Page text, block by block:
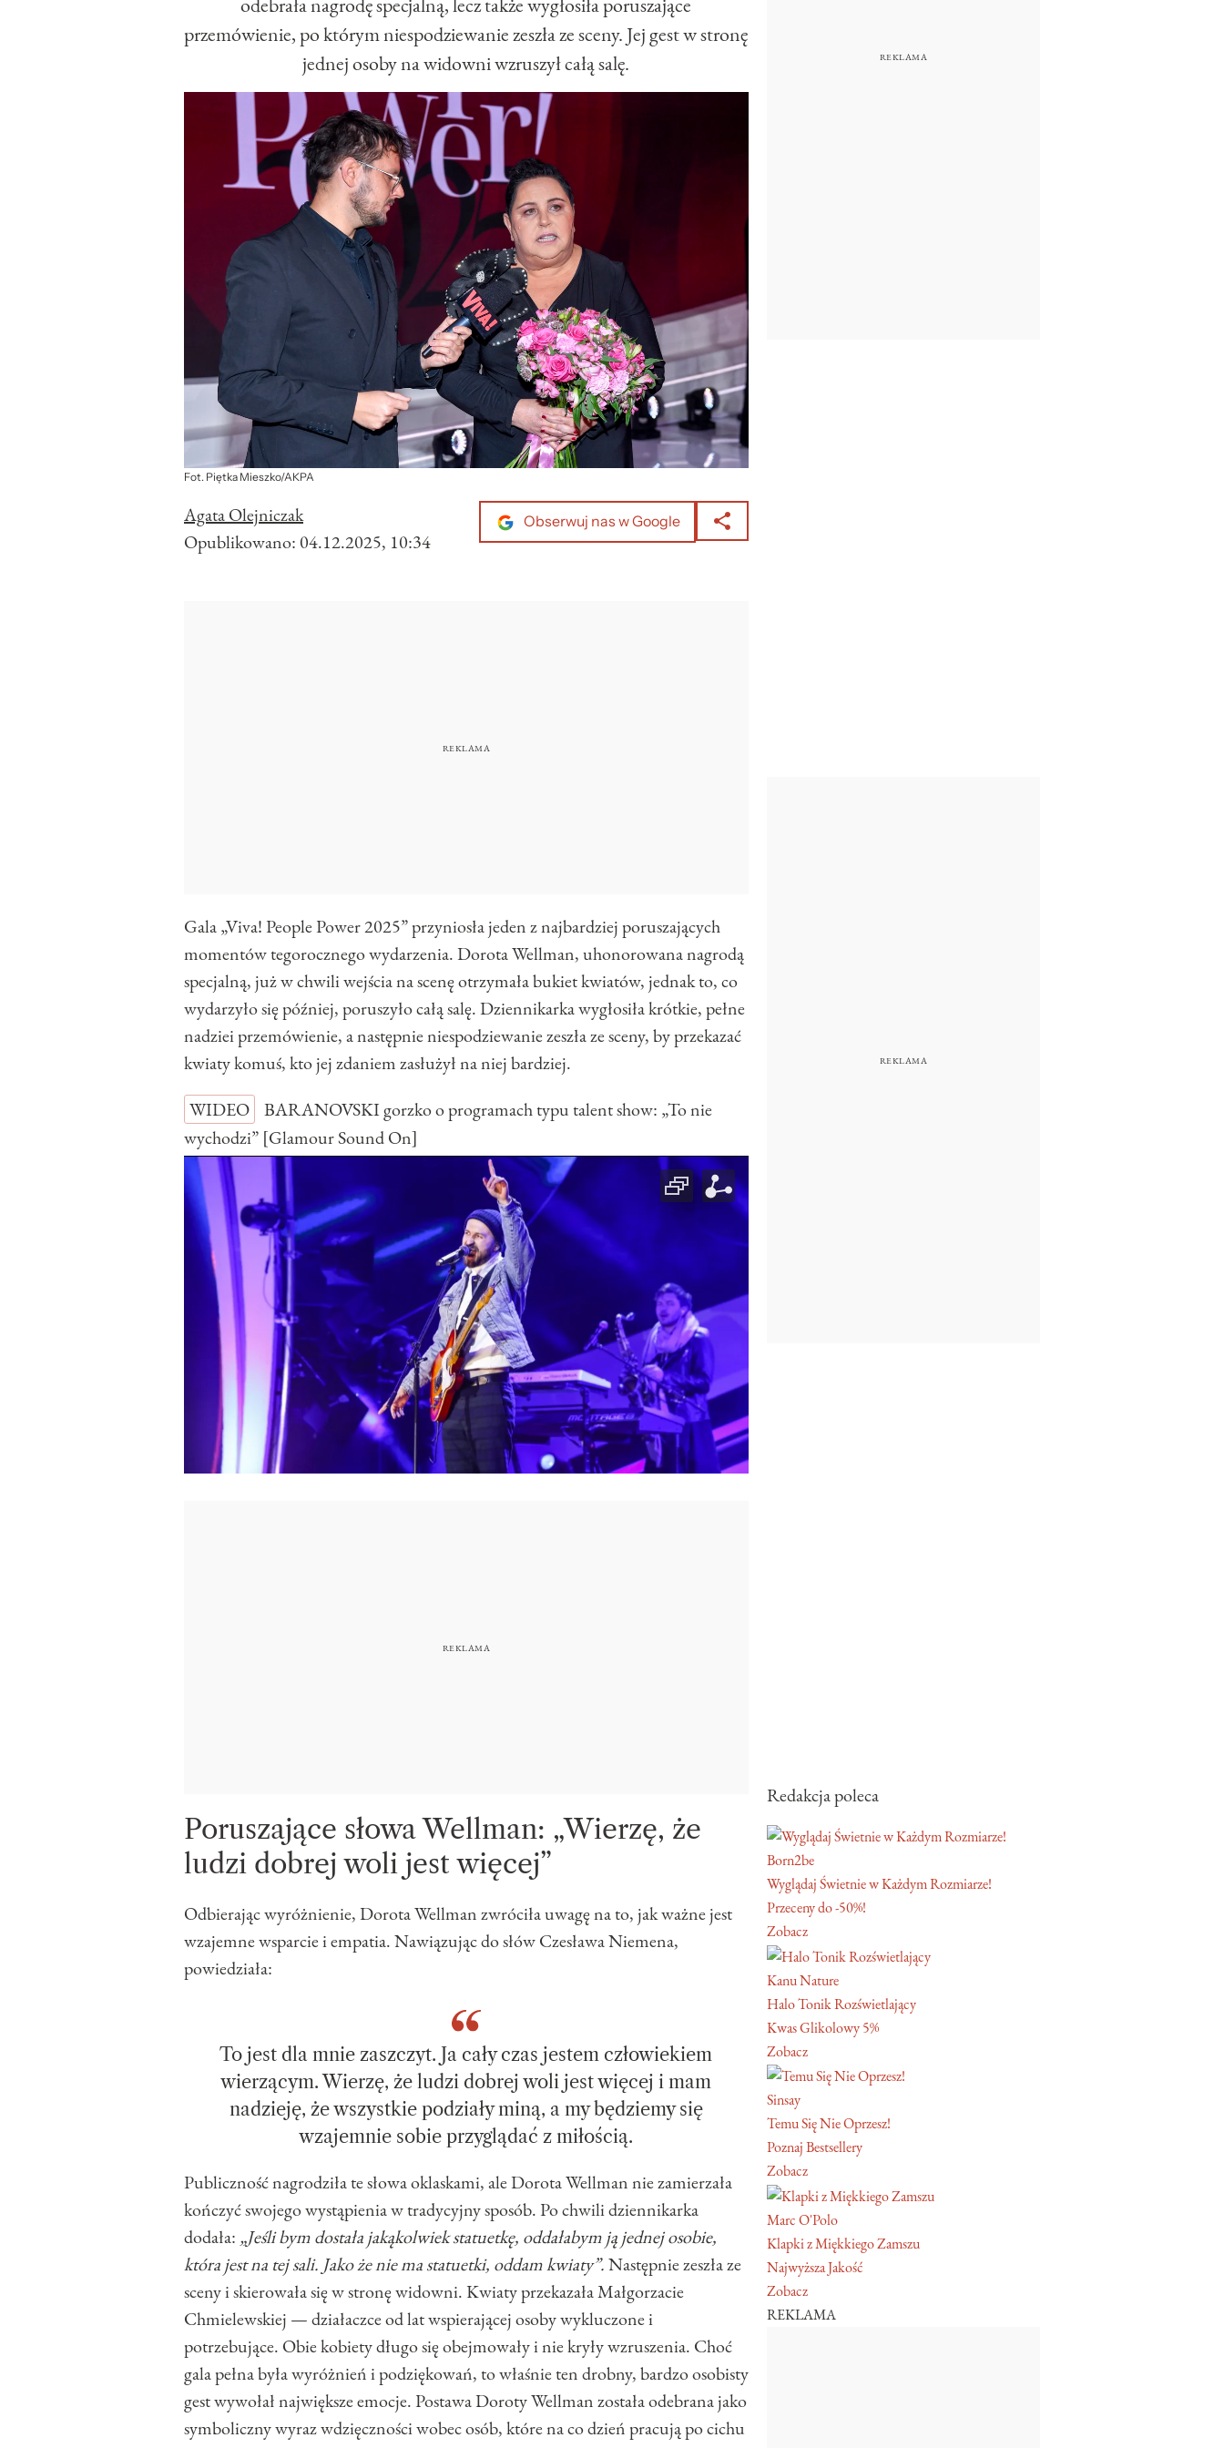
przemówienie, po którym niespodziewanie zeszła ze sceny. Jej gest w stronę
jednej osoby na widowni wzruszył całą salę.
Fot. Piętka Mieszko/AKPA
Agata Olejniczak
Opublikowano: 04.12.2025, 10:34
Obserwuj nas w Google
Gala „Viva! People Power 2025” przyniosła jeden z najbardziej poruszających
momentów tegorocznego wydarzenia. Dorota Wellman, uhonorowana nagrodą
specjalną, już w chwili wejścia na scenę otrzymała bukiet kwiatów, jednak to, co
wydarzyło się później, poruszyło całą salę. Dziennikarka wygłosiła krótkie, pełne
nadziei przemówienie, a następnie niespodziewanie zeszła ze sceny, by przekazać
kwiaty komuś, kto jej zdaniem zasłużył na niej bardziej.
WIDEO
BARANOVSKI gorzko o programach typu talent show: „To nie
wychodzi” [Glamour Sound On]
Poruszające słowa Wellman: „Wierzę, że
ludzi dobrej woli jest więcej”
Odbierając wyróżnienie, Dorota Wellman zwróciła uwagę na to, jak ważne jest
wzajemne wsparcie i empatia. Nawiązując do słów Czesława Niemena,
powiedziała:
To jest dla mnie zaszczyt. Ja cały czas jestem człowiekiem
wierzącym. Wierzę, że ludzi dobrej woli jest więcej i mam
nadzieję, że wszystkie podziały miną, a my będziemy się
wzajemnie sobie przyglądać z miłością.
Publiczność nagrodziła te słowa oklaskami, ale Dorota Wellman nie zamierzała
kończyć swojego wystąpienia w tradycyjny sposób. Po chwili dziennikarka
dodała: „Jeśli bym dostała jakąkolwiek statuetkę, oddałabym ją jednej osobie,
która jest na tej sali. Jako że nie ma statuetki, oddam kwiaty”.Następnie zeszła ze
sceny i skierowała się w stronę widowni. Kwiaty przekazała Małgorzacie
Chmielewskiej — działaczce od lat wspierającej osoby wykluczone i
potrzebujące. Obie kobiety długo się obejmowały i nie kryły wzruszenia. Choć
gala pełna była wyróżnień i podziękowań, to właśnie ten drobny, bardzo osobisty
gest wywołał największe emocje. Postawa Doroty Wellman została odebrana jako
symboliczny wyraz wdzięczności wobec osób, które na co dzień pracują po cichu
Redakcja poleca
Born2be
Wyglądaj Świetnie w Każdym Rozmiarze!
Przeceny do -50%!
Zobacz
Kanu Nature
Halo Tonik Rozświetlający
Kwas Glikolowy 5%
Zobacz
Sinsay
Temu Się Nie Oprzesz!
Poznaj Bestsellery
Zobacz
Marc O'Polo
Klapki z Miękkiego Zamszu
Najwyższa Jakość
Zobacz
REKLAMA